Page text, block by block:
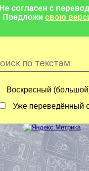
Не согласен с
Предложи свою
Воскресный
Уже переведённый